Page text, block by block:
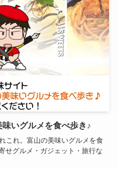
いグルメを食べ歩き♪
これ。富山の美味いグルメを食
せグルメ・ガジェット・旅行な